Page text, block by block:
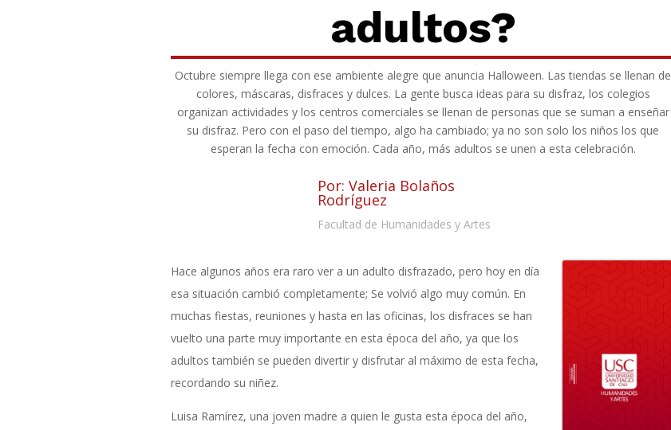
adultos?
Octubre siempre llega con ese ambiente alegre que anuncia Halloween. Las tiendas se llenan de
colores, máscaras, disfraces y dulces. La gente busca ideas para su disfraz, los colegios
organizan actividades y los centros comerciales se llenan de personas que se suman a enseñar
su disfraz. Pero con el paso del tiempo, algo ha cambiado; ya no son solo los niños los que
esperan la fecha con emoción. Cada año, más adultos se unen a esta celebración.
Por: Valeria Bolaños
Rodríguez
Facultad de Humanidades y Artes
Hace algunos años era raro ver a un adulto disfrazado, pero hoy en día
esa situación cambió completamente; Se volvió algo muy común. En
muchas fiestas, reuniones y hasta en las oficinas, los disfraces se han
vuelto una parte muy importante en esta época del año, ya que los
adultos también se pueden divertir y disfrutar al máximo de esta fecha,
recordando su niñez.
Luisa Ramírez, una joven madre a quien le gusta esta época del año,